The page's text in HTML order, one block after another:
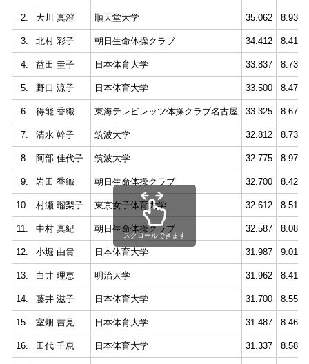
2. 大川 真澄 順天堂大学 35.062 8.937
3. 北村 彩子 朝日生命体操クラブ 34.412 8.412
4. 益田 圭子 日本体育大学 33.837 8.737
5. 野口 涼子 日本体育大学 33.500 8.475
6. 得能 香織 東海テレビレッツ体操クラブ名古屋 33.325 8.675
7. 清水 幹子 筑波大学 32.812 8.737
8. 阿部 佳代子 筑波大学 32.775 8.975
9. 岩田 香織 朝日生命体操クラブ 32.700 8.425
10. 村瀬 瑠梨子 東京女子体育大学 32.612 8.512
11. 中村 真紀 朝日生命体操クラブ 32.587 8.087
12. 小堀 由貴 日本体育大学 31.987 9.012
13. 白井 理恵 明治大学 31.962 8.412
14. 藤井 滋子 日本体育大学 31.700 8.550
15. 室畑 吉見 日本体育大学 31.487 8.462
16. 田代 千恵 日本体育大学 31.337 8.587
スクロールできます